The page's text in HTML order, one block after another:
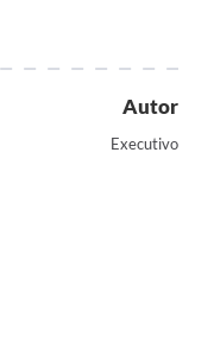
Autor
Executivo